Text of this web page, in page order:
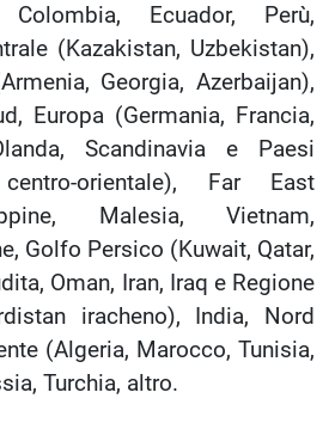
Ecuador, Perù,
(Kazakistan, Uzbekistan),
Georgia, Azerbaijan),
Europa (Germania, Francia,
Scandinavia e Paesi
orientale), Far East
Malesia, Vietnam,
Golfo Persico (Kuwait, Qatar,
Oman, Iran, Iraq e Regione
iracheno), India, Nord
(Algeria, Marocco, Tunisia,
Turchia, altro.